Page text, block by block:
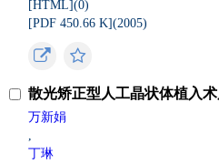
[HTML](0)
[PDF 450.66 K](2005)
散光矫正型人工晶状体植入
万新娟
,
丁琳